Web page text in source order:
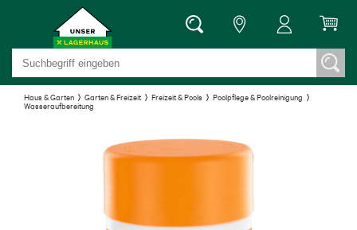
Haus & Garten Garten & Freizeit Freizeit & Pools
Poolpflege & Poolreinigung
Wasseraufbereitung